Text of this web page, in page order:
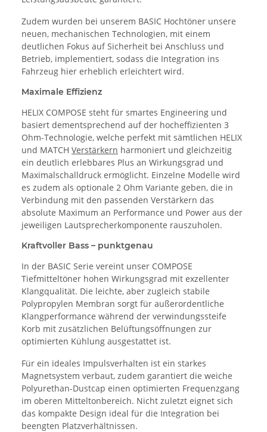
Zudem wurden bei unserem BASIC Hochtöner unsere
neuen, mechanischen Technologien, mit einem
deutlichen Fokus auf Sicherheit bei Anschluss und
Betrieb, implementiert, sodass die Integration ins
Fahrzeug hier erheblich erleichtert wird.
Maximale Effizienz
HELIX COMPOSE steht für smartes Engineering und
basiert dementsprechend auf der hocheffizienten 3
Ohm-Technologie, welche perfekt mit sämtlichen HELIX
und MATCH Verstärkern harmoniert und gleichzeitig
ein deutlich erlebbares Plus an Wirkungsgrad und
Maximalschalldruck ermöglicht. Einzelne Modelle wird
es zudem als optionale 2 Ohm Variante geben, die in
Verbindung mit den passenden Verstärkern das
absolute Maximum an Performance und Power aus der
jeweiligen Lautsprecherkomponente rauszuholen.
Kraftvoller Bass – punktgenau
In der BASIC Serie vereint unser COMPOSE
Tiefmitteltöner hohen Wirkungsgrad mit exzellenter
Klangqualität. Die leichte, aber zugleich stabile
Polypropylen Membran sorgt für außerordentliche
Klangperformance während der verwindungssteife
Korb mit zusätzlichen Belüftungsöffnungen zur
optimierten Kühlung ausgestattet ist.
Für ein ideales Impulsverhalten ist ein starkes
Magnetsystem verbaut, zudem garantiert die weiche
Polyurethan-Dustcap einen optimierten Frequenzgang
im oberen Mitteltonbereich. Nicht zuletzt eignet sich
das kompakte Design ideal für die Integration bei
beengten Platzverhältnissen.